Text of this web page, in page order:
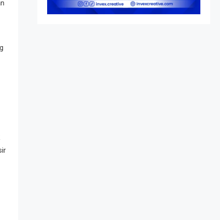
Peringatan vs Pengesahan